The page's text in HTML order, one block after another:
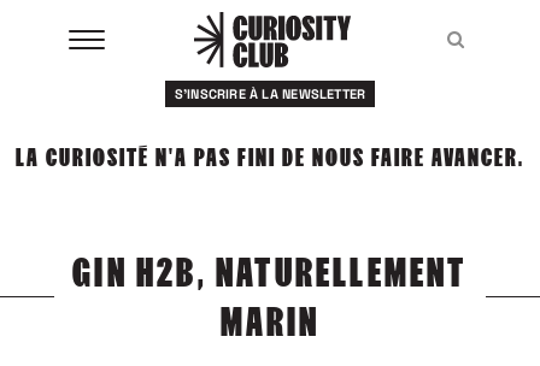
RESSOURCES
S'INSCRIRE À LA NEWSLETTER
LA CURIOSITÉ N'A PAS FINI DE NOUS FAIRE AVANCER.
GIN H2B, NATURELLEMENT
MARIN